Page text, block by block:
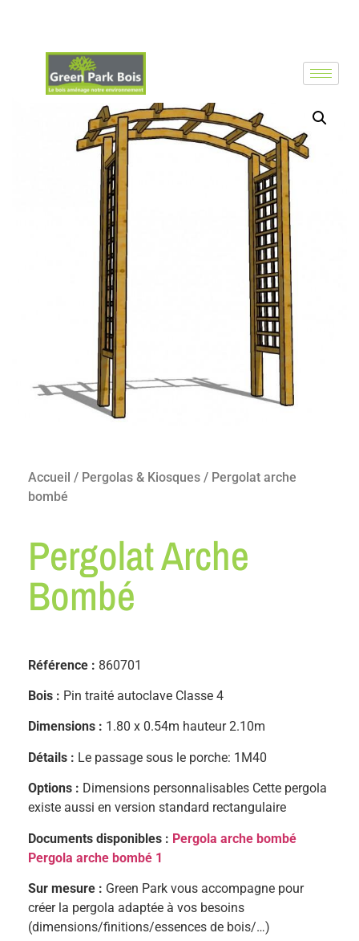
Accueil / Pergolas & Kiosques / Pergolat arche
bombé
Pergolat Arche
Bombé
Référence : 860701
Bois : Pin traité autoclave Classe 4
Dimensions : 1.80 x 0.54m hauteur 2.10m
Détails : Le passage sous le porche: 1M40
Options : Dimensions personnalisables Cette pergola
existe aussi en version standard rectangulaire
Documents disponibles : Pergola arche bombé
Pergola arche bombé 1
Sur mesure : Green Park vous accompagne pour
créer la pergola adaptée à vos besoins
(dimensions/finitions/essences de bois/…)